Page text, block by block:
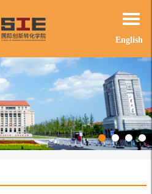
English